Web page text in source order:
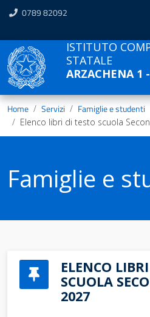
0789 82092
ISTITUTO
STATALE
ARZACHENA 1
Home Servizi Famiglie e studenti
Elenco libri di testo scuola
Famiglie e
ELENCO
SCUOLA
2027